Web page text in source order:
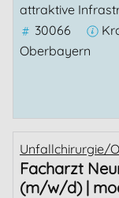
attraktive
30066
Oberbayern
Unfallchirurgie/
Facharzt
(m/w/d) |